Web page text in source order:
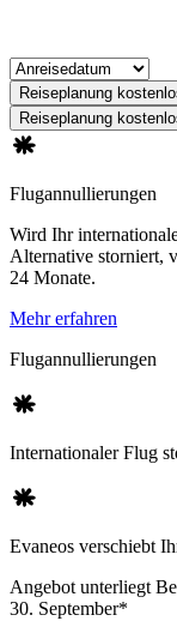
Reiseplanung
Reiseplanung
Flugannullierungen
Wird Ihr
Alternative storniert,
24 Monate.
Mehr erfahren
Flugannullierungen
Internationaler Flug
Evaneos verschiebt
Angebot unterliegt
30. September*